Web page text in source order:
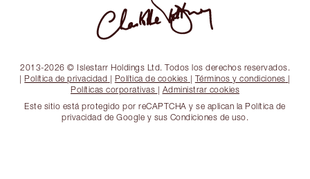
2013-2026 © Islestarr Holdings Ltd. Todos los derechos reservados.
| Política de privacidad | Política de cookies | Términos y condiciones |
Políticas corporativas | Administrar cookies
Este sitio está protegido por reCAPTCHA y se aplican la Política de
privacidad de Google y sus Condiciones de uso.